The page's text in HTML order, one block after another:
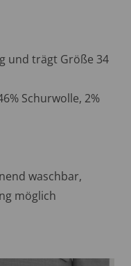
und trägt Größe 34
Schurwolle, 2%
waschbar,
möglich